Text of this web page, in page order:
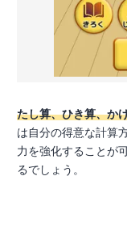
たし算、ひき算、か
は自分の得意な計算
力を強化することが
るでしょう。